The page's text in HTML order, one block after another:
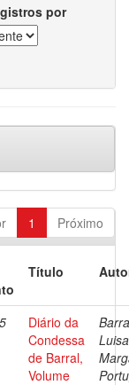
por
1 Próximo
Título
Diário da
Condessa
de Barral,
Volume
Luisa